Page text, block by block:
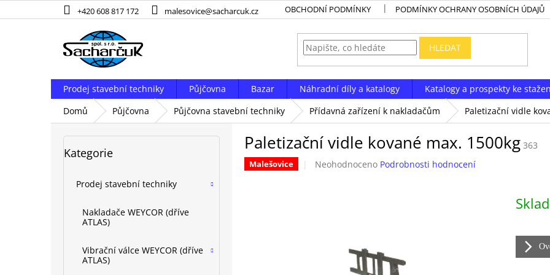
na
+420 608 817 172 malesovice@sacharcuk.cz OBCHODNÍ PODMÍNKY PODMÍNKY OCHRANY OSOBNÍCH ÚDAJŮ
HLEDAT
Prodej stavební techniky Půjčovna Bazar Náhradní díly a katalogy Katalogy a prospekty ke
Domů
Půjčovna Půjčovna stavební techniky Přídavná zařízení k nakladačům Paletizační vidle
Přeskočit
kategorie
Kategorie
Prodej stavební techniky
Nakladače WEYCOR (dříve
ATLAS)
Vibrační válce WEYCOR (dříve
ATLAS)
Paletizační vidle kované max. 1500kg 363
Malešovice
Průměrné
Neohodnoceno Podrobnosti hodnocení
cena: